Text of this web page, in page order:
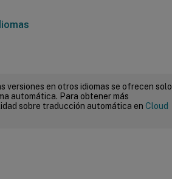
versiones en otros idiomas se ofrecen solo
automática. Para obtener más
sobre traducción automática en Cloud